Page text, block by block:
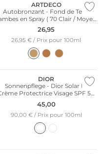
ARTDECO
Autobronzant - Fond de Teint
en Spray ( 70 Clair / Moyen
)
26,95
26,95 € / Prix pour 100ml
DIOR
Sonnenpflege - Dior Solar La
Protectrice Visage SPF 50
50ml
45,00
90,00 € / Prix pour 100ml